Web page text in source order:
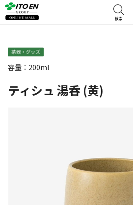
検索
容量：200ml
ティシュ 湯呑 (黄)